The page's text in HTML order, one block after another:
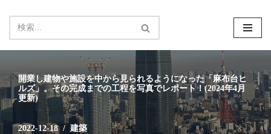
ス
ッ
プ
開業し建物や施設を中から見られるようになった「麻布台ヒ
ルズ」。その完成までの工程を写真でレポート！(2024年4月
更新)
2022-12-18 建築